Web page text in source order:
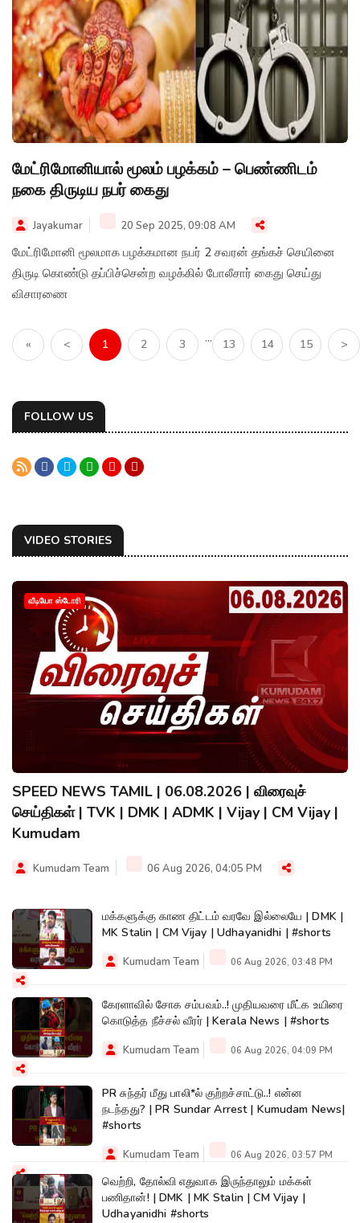
மேட்ரிமோனியால் மூலம் பழக்கம் – பெண்ணிடம்
நகை திருடிய நபர் கைது
Jayakumar 20 Sep 2025, 09:08 AM
மேட்ரிமோனி மூலமாக பழக்கமான நபர் 2 சவரன் தங்கச் செயினை
திருடி கொண்டு தப்பிச்சென்ற வழக்கில் போலீசார் கைது செய்து
விசாரணை
« < 1 2 3 ... 13 14 15 >
FOLLOW US
VIDEO STORIES
வீடியோ ஸ்டோரி
SPEED NEWS TAMIL | 06.08.2026 | விரைவுச்
செய்திகள் | TVK | DMK | ADMK | Vijay | CM Vijay |
Kumudam
Kumudam Team 06 Aug 2026, 04:05 PM
மக்களுக்கு காண திட்டம் வரவே இல்லையே | DMK |
MK Stalin | CM Vijay | Udhayanidhi | #shorts
Kumudam Team 06 Aug 2026, 03:48 PM
கேரளாவில் சோக சம்பவம்..! முதியவரை மீட்க உயிரை
கொடுத்த நீச்சல் வீரர் | Kerala News | #shorts
Kumudam Team 06 Aug 2026, 04:09 PM
PR சுந்தர் மீது பாலி*ல் குற்றச்சாட்டு..! என்ன
நடந்தது? | PR Sundar Arrest | Kumudam News|
#shorts
Kumudam Team 06 Aug 2026, 03:57 PM
வெற்றி, தோல்வி எதுவாக இருந்தாலும் மக்கள்
பணிதான்! | DMK | MK Stalin | CM Vijay |
Udhayanidhi #shorts